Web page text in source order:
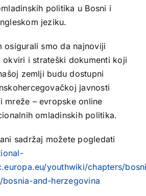
politika u Bosni i
jeziku.
osigurali smo da najnoviji
i strateški dokumenti koji
zemlji budu dostupni
javnosti
mreže – evropske online
omladinskih politika.
sadržaj možete pogledati
youthwiki/chapters/
and-herzegovina